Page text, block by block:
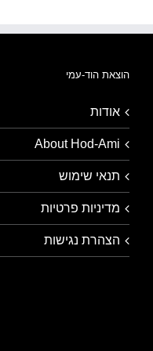
הוצאת הוד-עמי
אודות
About Hod-Ami
תנאי שימוש
מדיניות פרטיות
הצהרת נגישות